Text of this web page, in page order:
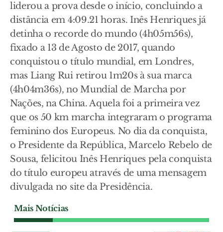
liderou a prova desde o início, concluindo a
distância em 4:09.21 horas. Inês Henriques já
detinha o recorde do mundo (4h05m56s),
fixado a 13 de Agosto de 2017, quando
conquistou o título mundial, em Londres,
mas Liang Rui retirou 1m20s à sua marca
(4h04m36s), no Mundial de Marcha por
Nações, na China. Aquela foi a primeira vez
que os 50 km marcha integraram o programa
feminino dos Europeus. No dia da conquista,
o Presidente da República, Marcelo Rebelo de
Sousa, felicitou Inês Henriques pela conquista
do título europeu através de uma mensagem
divulgada no site da Presidência.
Mais Notícias